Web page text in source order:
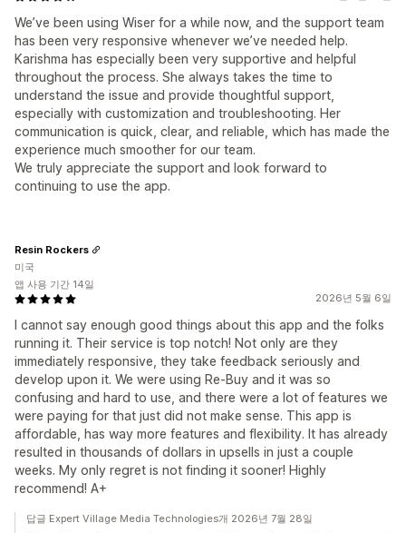
We’ve been using Wiser for a while now, and the support team
has been very responsive whenever we’ve needed help.
Karishma has especially been very supportive and helpful
throughout the process. She always takes the time to
understand the issue and provide thoughtful support,
especially with customization and troubleshooting. Her
communication is quick, clear, and reliable, which has made the
experience much smoother for our team.
We truly appreciate the support and look forward to
continuing to use the app.
2026년 5월 6일
I cannot say enough good things about this app and the folks
running it. Their service is top notch! Not only are they
immediately responsive, they take feedback seriously and
develop upon it. We were using Re-Buy and it was so
confusing and hard to use, and there were a lot of features we
were paying for that just did not make sense. This app is
affordable, has way more features and flexibility. It has already
resulted in thousands of dollars in upsells in just a couple
weeks. My only regret is not finding it sooner! Highly
recommend! A+
Resin Rockers
미국
앱 사용 기간 14일
답글 Expert Village Media Technologies개 2026년 7월 28일